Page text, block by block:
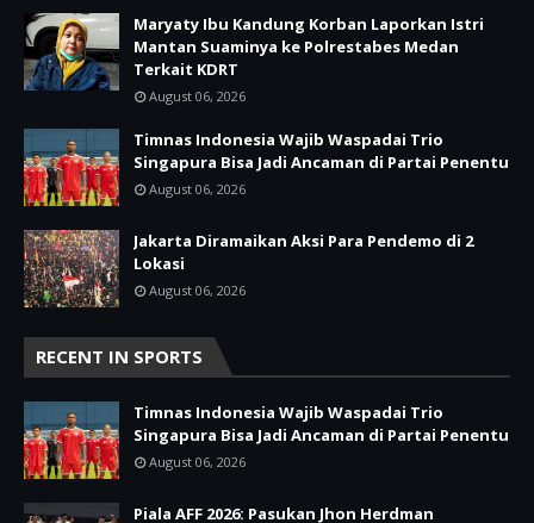
Maryaty Ibu Kandung Korban Laporkan Istri
Mantan Suaminya ke Polrestabes Medan
Terkait KDRT
August 06, 2026
Timnas Indonesia Wajib Waspadai Trio
Singapura Bisa Jadi Ancaman di Partai Penentu
August 06, 2026
Jakarta Diramaikan Aksi Para Pendemo di 2
Lokasi
August 06, 2026
RECENT IN SPORTS
Timnas Indonesia Wajib Waspadai Trio
Singapura Bisa Jadi Ancaman di Partai Penentu
August 06, 2026
Piala AFF 2026: Pasukan Jhon Herdman